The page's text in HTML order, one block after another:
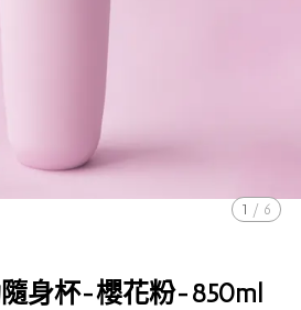
1 / 6
隨身杯-櫻花粉-850ml